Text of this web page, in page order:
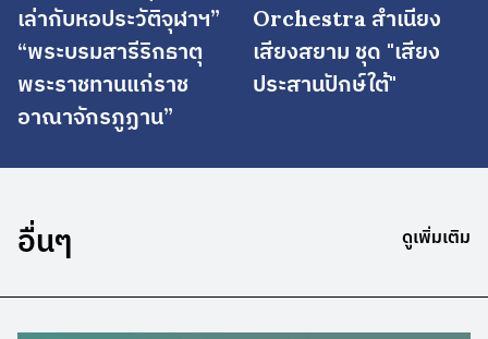
เล่ากับหอประวัติจุฬาฯ”
“พระบรมสารีริกธาตุ
พระราชทานแก่ราช
อาณาจักรภูฏาน”
Orchestra สำเนียง
เสียงสยาม ชุด "เสียง
ประสานปักษ์ใต้"
อื่นๆ ดูเพิ่มเติม